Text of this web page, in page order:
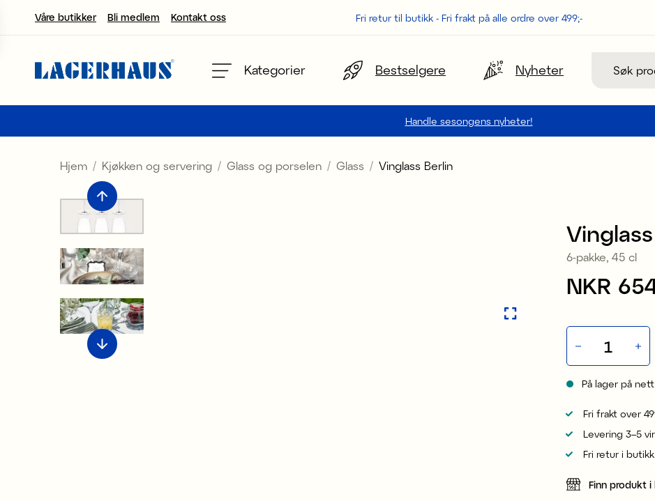
Våre butikker Bli medlem Kontakt oss Fri retur til butikk - Fri frakt på alle ordre over 499;-
Kategorier Bestselgere Nyheter
Handle sesongens nyheter!
velg språk / valuta
FI / EUR
NO / NKR
SE / SEK
Hjem Kjøkken og servering Glass og porselen Glass Vinglass Berlin
6-pakke, 45 cl
Pris :
NKR
På lager på nett
Fri frakt over
Levering 3–5
Fri retur i butikk
Finn produkt